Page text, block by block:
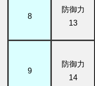
8
防御力
13
9
防御力
14